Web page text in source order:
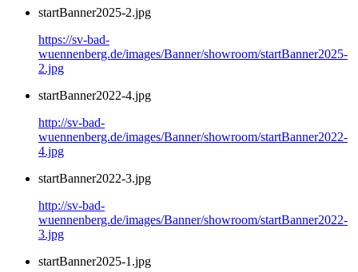
startBanner2025-2.jpg
https://sv-bad-
wuennenberg.de/images/Banner/showroom/startBanner2025-
2.jpg
startBanner2022-4.jpg
http://sv-bad-
wuennenberg.de/images/Banner/showroom/startBanner2022-
4.jpg
startBanner2022-3.jpg
http://sv-bad-
wuennenberg.de/images/Banner/showroom/startBanner2022-
3.jpg
startBanner2025-1.jpg